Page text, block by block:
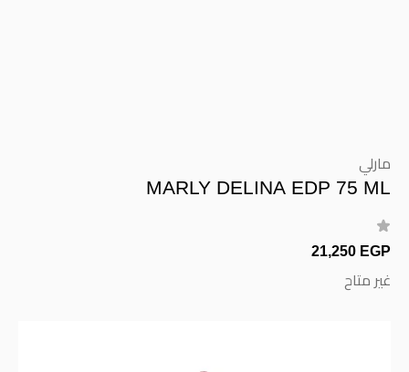
مارلي
MARLY DELINA EDP 75 ML
21,250 EGP
غير متاح